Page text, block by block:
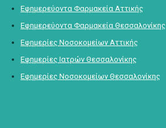
Εφημερεύοντα Φαρμακεία Αττικής
Εφημερεύοντα Φαρμακεία Θεσσαλονίκης
Εφημερίες Νοσοκομείων Αττικής
Εφημερίες Ιατρών Θεσσαλονίκης
Εφημερίες Νοσοκομείων Θεσσαλονίκης